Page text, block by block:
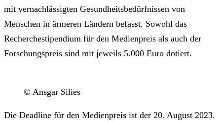
mit vernachlässigten Gesundheitsbedürfnissen von
Menschen in ärmeren Ländern befasst. Sowohl das
Recherchestipendium für den Medienpreis als auch der
Forschungspreis sind mit jeweils 5.000 Euro dotiert.
© Ansgar Silies
Die Deadline für den Medienpreis ist der 20. August 2023.